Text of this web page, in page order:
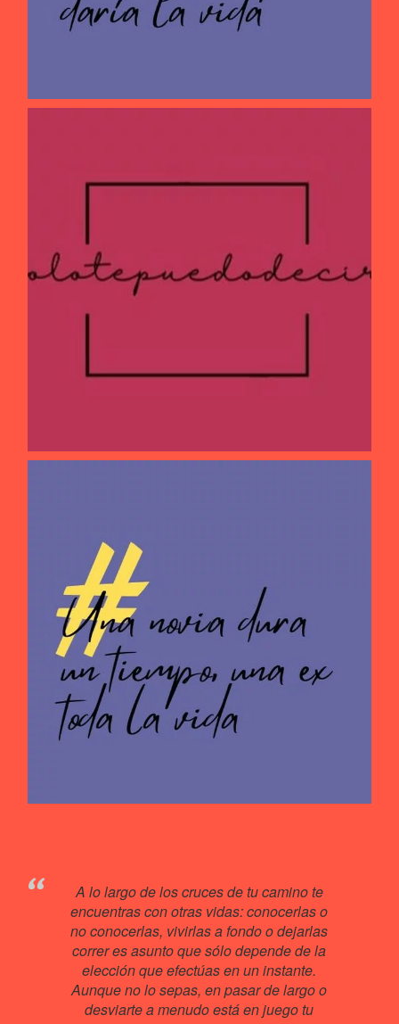
A lo largo de los cruces de tu camino te
encuentras con otras vidas: conocerlas o
no conocerlas, vivirlas a fondo o dejarlas
correr es asunto que sólo depende de la
elección que efectúas en un instante.
Aunque no lo sepas, en pasar de largo o
desviarte a menudo está en juego tu